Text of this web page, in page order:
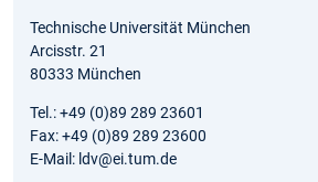
Technische Universität München
Arcisstr. 21
80333 München
Tel.: +49 (0)89 289 23601
Fax: +49 (0)89 289 23600
E-Mail: ldv@ei.tum.de